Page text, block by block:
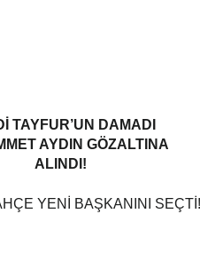
TAYFUR’UN DAMADI
AYDIN GÖZALTINA
ALINDI!